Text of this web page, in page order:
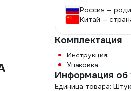
Россия —
Китай —
Комплектация
Инструкция;
Упаковка.
Информация об
Единица товара: